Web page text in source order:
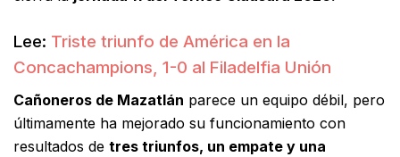
Lee: Triste triunfo de América en la
Concachampions, 1-0 al Filadelfia Unión
Cañoneros de Mazatlán parece un equipo débil, pero
últimamente ha mejorado su funcionamiento con
resultados de tres triunfos, un empate y una